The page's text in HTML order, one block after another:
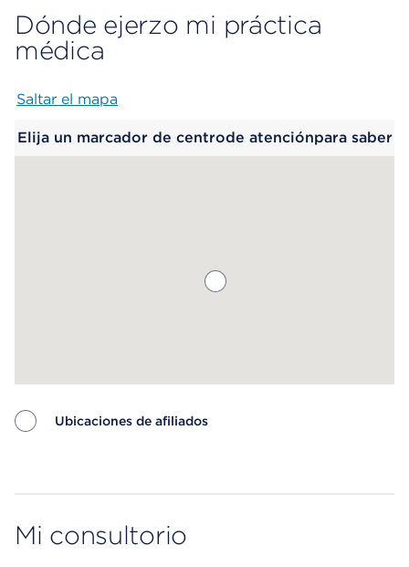
Dónde ejerzo mi práctica
médica
Saltar el mapa
Elija un marcador de centrode atenciónpara saber
Ubicaciones de afiliados
Mi consultorio